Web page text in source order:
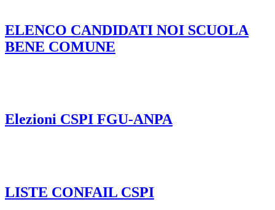
ELENCO CANDIDATI NOI SCUOLA
BENE COMUNE
Elezioni CSPI FGU-ANPA
LISTE CONFAIL CSPI